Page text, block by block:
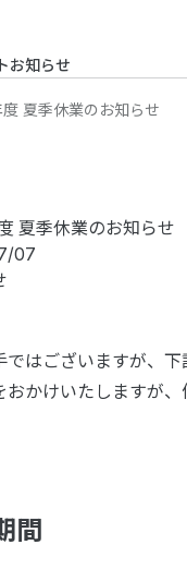
お知らせ
夏季休業のお知らせ
夏季休業のお知らせ
07
ではございますが、下
おかけいたしますが
間